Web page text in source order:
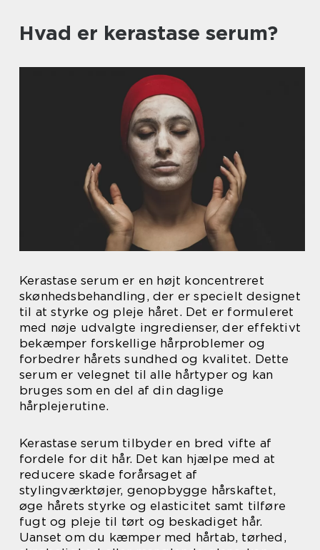
Hvad er kerastase serum?
Kerastase serum er en højt koncentreret
skønhedsbehandling, der er specielt designet
til at styrke og pleje håret. Det er formuleret
med nøje udvalgte ingredienser, der effektivt
bekæmper forskellige hårproblemer og
forbedrer hårets sundhed og kvalitet. Dette
serum er velegnet til alle hårtyper og kan
bruges som en del af din daglige
hårplejerutine.
Kerastase serum tilbyder en bred vifte af
fordele for dit hår. Det kan hjælpe med at
reducere skade forårsaget af
stylingværktøjer, genopbygge hårskaftet,
øge hårets styrke og elasticitet samt tilføre
fugt og pleje til tørt og beskadiget hår.
Uanset om du kæmper med hårtab, tørhed,